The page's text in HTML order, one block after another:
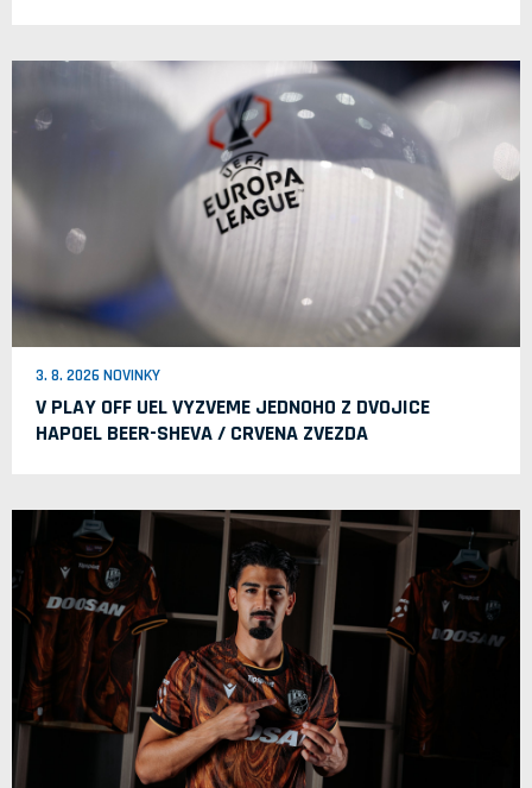
3. 8. 2026 NOVINKY
V PLAY OFF UEL VYZVEME JEDNOHO Z DVOJICE
HAPOEL BEER-SHEVA / CRVENA ZVEZDA